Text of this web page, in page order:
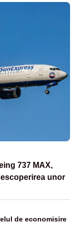
737 MAX,
unor
de economisire